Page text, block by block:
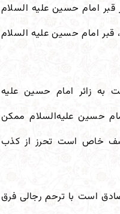
قبر امام حسین علیه السلام
امام حسین علیه السلام
زائر امام حسین علیه
حسین علیه‌السلام ممکن
خاص است تحرز از کذب
است با ترحم رجالی فرق